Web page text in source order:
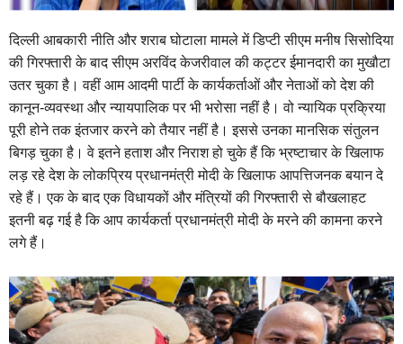
दिल्ली आबकारी नीति और शराब घोटाला मामले में डिप्टी सीएम मनीष सिसोदिया
की गिरफ्तारी के बाद सीएम अरविंद केजरीवाल की कट्टर ईमानदारी का मुखौटा
उतर चुका है। वहीं आम आदमी पार्टी के कार्यकर्ताओं और नेताओं को देश की
कानून-व्यवस्था और न्यायपालिक पर भी भरोसा नहीं है। वो न्यायिक प्रक्रिया
पूरी होने तक इंतजार करने को तैयार नहीं है। इससे उनकामानसिक संतुलन
बिगड़ चुका है। वे इतने हताश और निराश हो चुके हैं कि भ्रष्टाचार के खिलाफ
लड़ रहे देश के लोकप्रिय प्रधानमंत्री मोदी के खिलाफ आपत्तिजनक बयान दे
रहे हैं। एक के बाद एक विधायकों और मंत्रियों की गिरफ्तारी से बौखलाहट
इतनी बढ़ गई है कि आप कार्यकर्ता प्रधानमंत्री मोदी के मरने की कामना करने
लगे हैं।